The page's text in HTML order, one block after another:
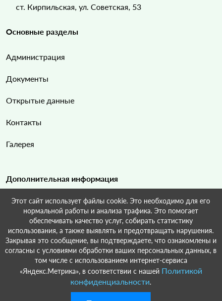
ст. Кирпильская, ул. Советская, 53
Основные разделы
Администрация
Документы
Открытые данные
Контакты
Галерея
Дополнительная информация
Карта сайта
Поиск по сайту
© Кирпильское сельское поселение Краснодарский край Усть-
Лабинский район, 2022-2026.Разработка и поддержка:
Этот сайт использует файлы cookie. Это необходимо для его
нормальной работы и анализа трафика. Это помогает
обеспечивать качество услуг, собирать статистику
использования, а также выявлять и предотвращать нарушения.
Закрывая это сообщение, вы подтверждаете, что ознакомлены и
согласны с условиями обработки ваших персональных данных, в
том числе с использованием интернет-сервиса
«Яндекс.Метрика», в соответствии с нашей Политикой
конфиденциальности.